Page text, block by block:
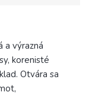
a výrazná
korenisté
Otvára sa